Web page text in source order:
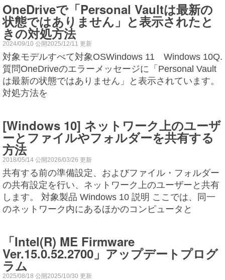
OneDriveで「Personal Vaultは最新の
状態ではありません」と表示されたと
きの対処方法
2024/09/10 公開2025/12/11 更新
対象モデルすべて対象OSWindows 11 Windows 10Q.
質問OneDriveのエラーメッセージに「Personal Vault
は最新の状態ではありません」と表示されています。
対処方法を
[Windows 10] ネットワーク上のユーザ
ーとファイルやフォルダーを共有する
方法
2018/05/14 公開2026/03/26 更新
共有する前の準備設定、およびファイル・フォルダー
の共有設定を行い、ネットワーク上のユーザーと共有
します。 対象製品 Windows 10 説明 ここでは、同一
のネットワーク内にあるほかのコンピュータと
「Intel(R) ME Firmware
Ver.15.0.52.2700」アップデートプログ
ラム
2025/08/18 公開2025/10/30 更新